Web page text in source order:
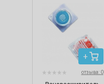
отзыва: 0